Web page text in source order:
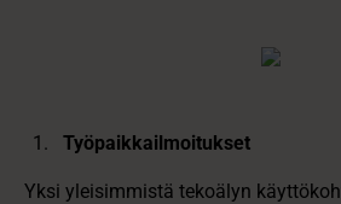
Työpaikkailmoitukset
Yksi yleisimmistä tekoälyn